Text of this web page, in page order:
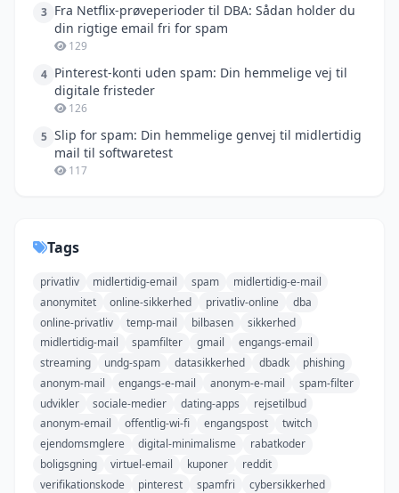
3 Fra Netflix-prøveperioder til DBA: Sådan holder du
din rigtige email fri for spam
129
4 Pinterest-konti uden spam: Din hemmelige vej til
digitale fristeder
126
5 Slip for spam: Din hemmelige genvej til midlertidig
mail til softwaretest
117
Tags
privatliv midlertidig-email spam
midlertidig-e-mail
anonymitet
online-sikkerhed privatliv-online
dba
online-privatliv
temp-mail bilbasen
sikkerhed
midlertidig-mail
spamfilter gmail
engangs-email
streaming
undg-spam datasikkerhed dbadk
phishing
anonym-mail
engangs-e-mail anonym-e-mail
spam-filter
udvikler
sociale-medier dating-apps
rejsetilbud
anonym-email
offentlig-wi-fi engangspost
twitch
ejendomsmglere
digital-minimalisme
rabatkoder
boligsgning
virtuel-email kuponer
reddit
verifikationskode
pinterest spamfri
cybersikkerhed